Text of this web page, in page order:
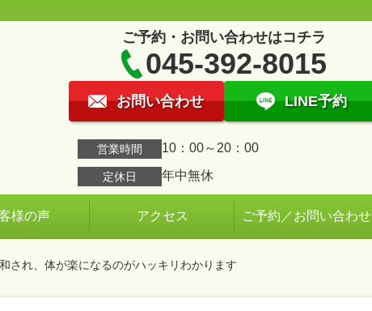
ご予約・お問い合わせはコチラ
045-392-8015
お問い合わせ LINE予約
営業時間 10：00～20：00
定休日 年中無休
様の声 アクセス ご予約／お問い合わせ
され、体が楽になるのがハッキリわかります